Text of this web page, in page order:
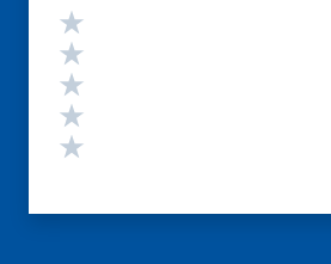
Valutazione